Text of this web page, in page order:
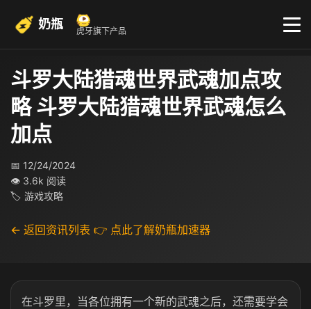
奶瓶 虎牙旗下产品
斗罗大陆猎魂世界武魂加点攻
略 斗罗大陆猎魂世界武魂怎么
加点
📅 12/24/2024
👁 3.6k 阅读
🏷 游戏攻略
← 返回资讯列表 👉 点此了解奶瓶加速器
在斗罗里，当各位拥有一个新的武魂之后，还需要学会